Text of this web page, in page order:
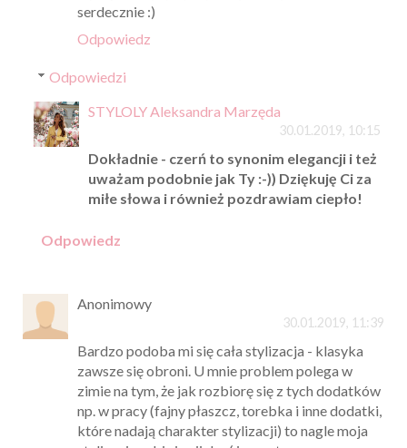
serdecznie :)
Odpowiedz
Odpowiedzi
STYLOLY Aleksandra Marzęda
30.01.2019, 10:15
Dokładnie - czerń to synonim elegancji i też
uważam podobnie jak Ty :-)) Dziękuję Ci za
miłe słowa i również pozdrawiam ciepło!
Odpowiedz
Anonimowy
30.01.2019, 11:39
Bardzo podoba mi się cała stylizacja - klasyka
zawsze się obroni. U mnie problem polega w
zimie na tym, że jak rozbiorę się z tych dodatków
np. w pracy (fajny płaszcz, torebka i inne dodatki,
które nadają charakter stylizacji) to nagle moja